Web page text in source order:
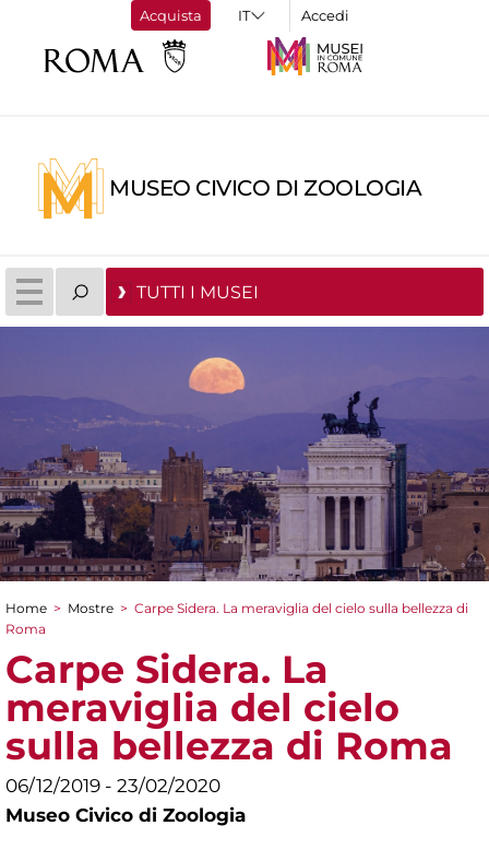
Acquista Accedi
MUSEO CIVICO DI ZOOLOGIA
TUTTI I MUSEI
Tu sei qui
Home > Mostre > Carpe Sidera. La meraviglia del cielo sulla bellezza di
Roma
Carpe Sidera. La
meraviglia del cielo
sulla bellezza di Roma
06/12/2019 - 23/02/2020
Museo Civico di Zoologia